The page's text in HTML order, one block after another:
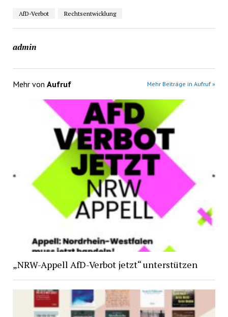
AfD-Verbot Rechtsentwicklung
admin
Mehr von Aufruf Mehr Beiträge in Aufruf »
„NRW-Appell AfD-Verbot jetzt“ unterstützen